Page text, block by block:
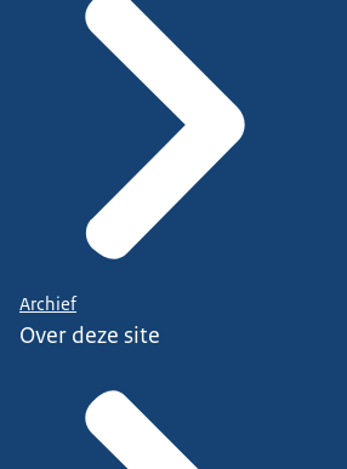
Archief
Over deze site